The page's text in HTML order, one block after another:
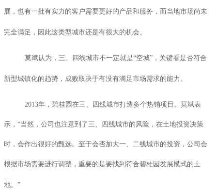
展，也有一批有实力的客户需要更好的产品和服务，而当地市场尚未
完全满足，因此这类型城市还是有很大的机会。
莫斌认为，三、四线城市不一定就是“空城”，关键看是否符合
新型城镇化的趋势，成败取决于有没有满足市场需求的能力。
2013年，碧桂园在三、四线城市打造多个热销项目。莫斌表
示，“当然，公司也注意到了三、四线城市的风险，在土地投资决策
时，会作出很好的甄选。至于会否加大一、二线城市的投资，公司会
根据市场需要进行调整，重要的是要找到符合碧桂园发展模式的土
地。”